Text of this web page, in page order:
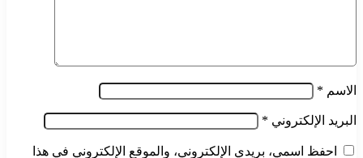
الاسم *
البريد الإلكتروني *
احفظ اسمي، بريدي الإلكتروني، والموقع الإلكتروني في هذا